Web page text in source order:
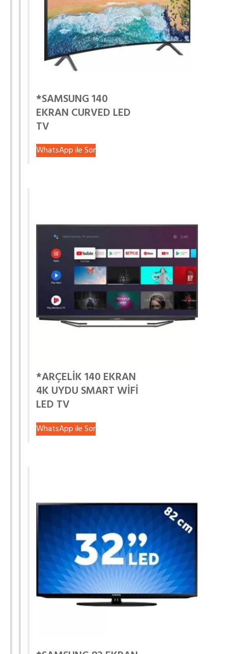
*SAMSUNG 140
EKRAN CURVED LED
TV
WhatsApp ile Sor
*ARÇELİK 140 EKRAN
4K UYDU SMART WİFİ
LED TV
WhatsApp ile Sor